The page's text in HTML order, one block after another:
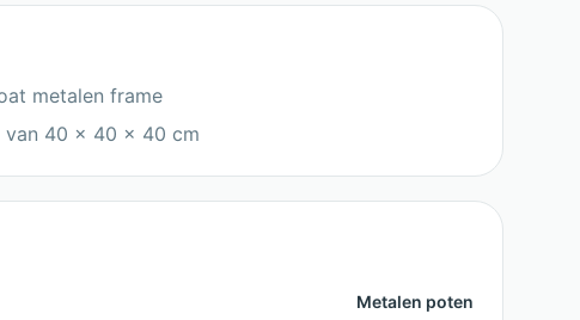
metalen frame
van 40 x 40 x 40 cm
Metalen poten